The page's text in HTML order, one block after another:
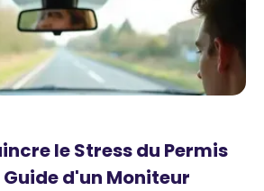
le Stress du Permis
d'un Moniteur